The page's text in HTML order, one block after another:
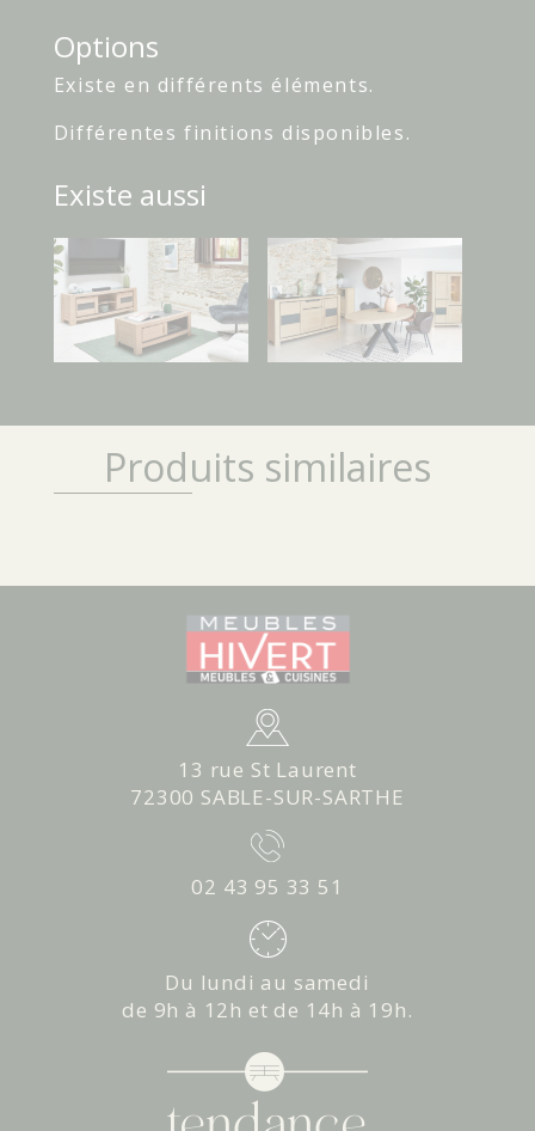
Options
Existe en différents éléments.
Différentes finitions disponibles.
Existe aussi
Produits similaires
13 rue St Laurent
72300 SABLE-SUR-SARTHE
02 43 95 33 51
Du lundi au samedi
de 9h à 12h et de 14h à 19h.